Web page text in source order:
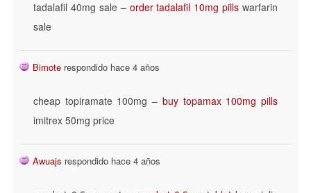
tadalafil 40mg sale – order tadalafil 10mg pills warfarin
sale
Bimote respondido hace 4 años
cheap topiramate 100mg – buy topamax 100mg pills
imitrex 50mg price
Awuajs respondido hace 4 años